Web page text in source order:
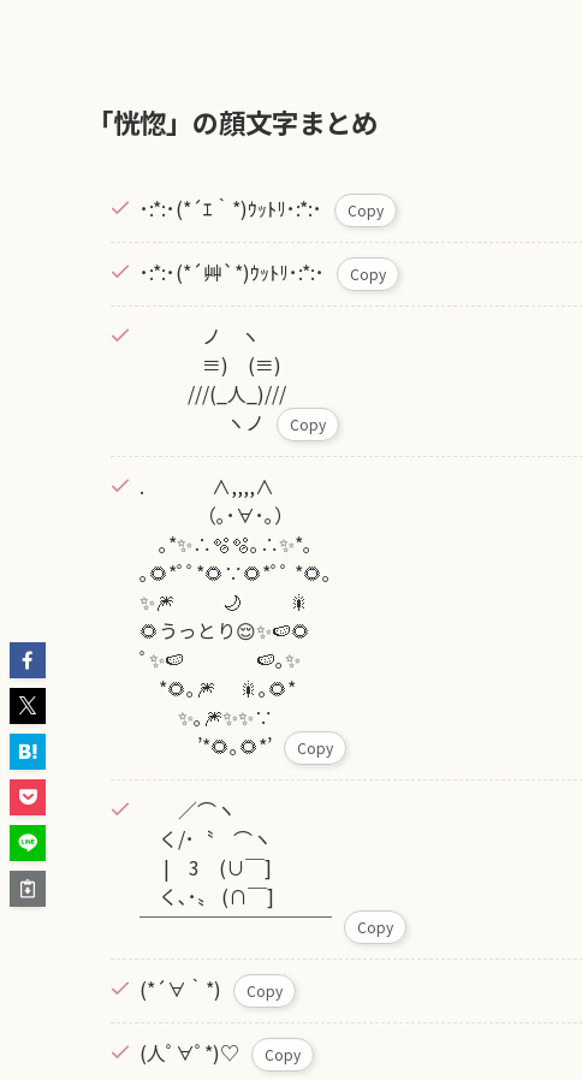
「恍惚」の顔文字まとめ
･:*:･(*´ｴ｀*)ｳｯﾄﾘ･:*:･ Copy
･:*:･(*´艸`*)ｳｯﾄﾘ･:*:･ Copy
ノ ヽ
≡) (≡)
///(_人_)///
ヽノ
Copy
. ∧,,,,∧
（｡･∀･｡）
｡*✨∴🫧🫧｡∴✨*｡
｡🌻*ﾟﾟ*🌻∵🌻*ﾟﾟ *🌻｡
✨🎆 🌙 🎇
🌻うっとり😌✨🍉🌻
ﾟ✨🍉 🍉｡✨
*🌻｡🎆 🎇｡🌻*
✨｡🎆✨✨∵
’*🌻｡🌻*’
Copy
／⌒ヽ
く/･〝 ⌒ヽ
| 3 (∪￣]
く､･〟 (∩￣]
￣￣￣￣￣￣￣￣￣￣
Copy
(*´∀｀*) Copy
(人ﾟ∀ﾟ*)♡ Copy